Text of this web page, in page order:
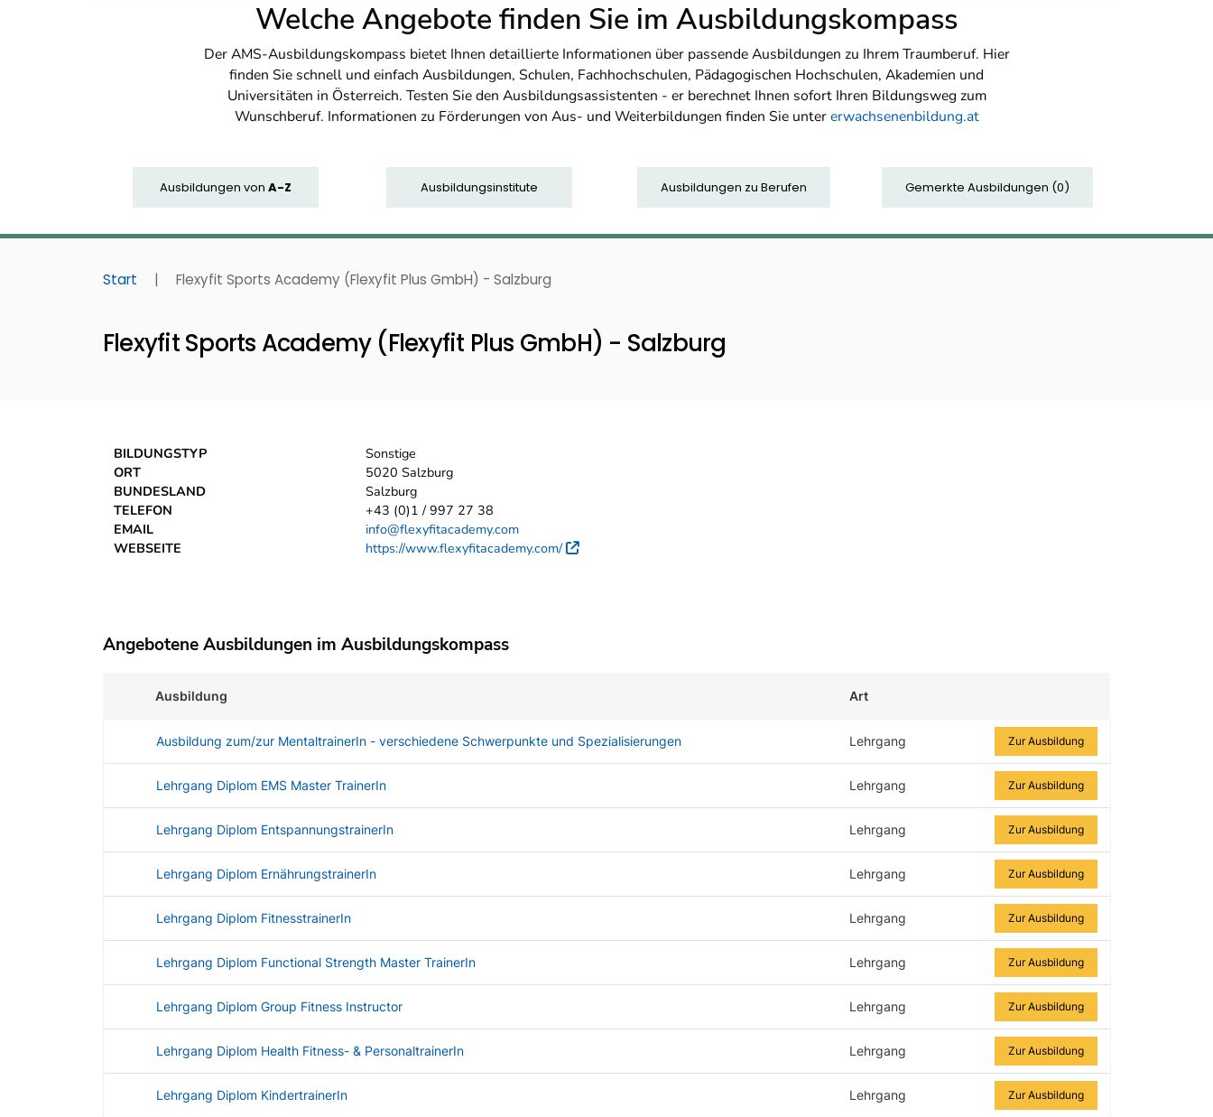
Welche Angebote finden Sie im Ausbildungskompass
Der AMS-Ausbildungskompass bietet Ihnen detaillierte Informationen über passende Ausbildungen zu Ihrem Traumberuf. Hier
finden Sie schnell und einfach Ausbildungen, Schulen, Fachhochschulen, Pädagogischen Hochschulen, Akademien und
Universitäten in Österreich. Testen Sie den Ausbildungsassistenten - er berechnet Ihnen sofort Ihren Bildungsweg zum
Wunschberuf. Informationen zu Förderungen von Aus- und Weiterbildungen finden Sie untererwachsenenbildung.at
Ausbildungen von A-Z Ausbildungsinstitute Ausbildungen zu Berufen Gemerkte Ausbildungen (0)
Start | Flexyfit Sports Academy (Flexyfit Plus GmbH) - Salzburg
Flexyfit Sports Academy (Flexyfit Plus GmbH) - Salzburg
BILDUNGSTYP
Sonstige
ORT
5020 Salzburg
BUNDESLAND
Salzburg
TELEFON
+43 (0)1 / 997 27 38
EMAIL
info@flexyfitacademy.com
WEBSEITE
https://www.flexyfitacademy.com/ Externer Link
Angebotene Ausbildungen im Ausbildungskompass
Ausbildung Art
Ausbildung zum/zur MentaltrainerIn - verschiedene Schwerpunkte und Spezialisierungen Lehrgang Zur Ausbildung
Lehrgang Diplom EMS Master TrainerIn Lehrgang Zur Ausbildung
Lehrgang Diplom EntspannungstrainerIn Lehrgang Zur Ausbildung
Lehrgang Diplom ErnährungstrainerIn Lehrgang Zur Ausbildung
Lehrgang Diplom FitnesstrainerIn Lehrgang Zur Ausbildung
Lehrgang Diplom Functional Strength Master TrainerIn Lehrgang Zur Ausbildung
Lehrgang Diplom Group Fitness Instructor Lehrgang Zur Ausbildung
Lehrgang Diplom Health Fitness- & PersonaltrainerIn Lehrgang Zur Ausbildung
Lehrgang Diplom KindertrainerIn Lehrgang Zur Ausbildung